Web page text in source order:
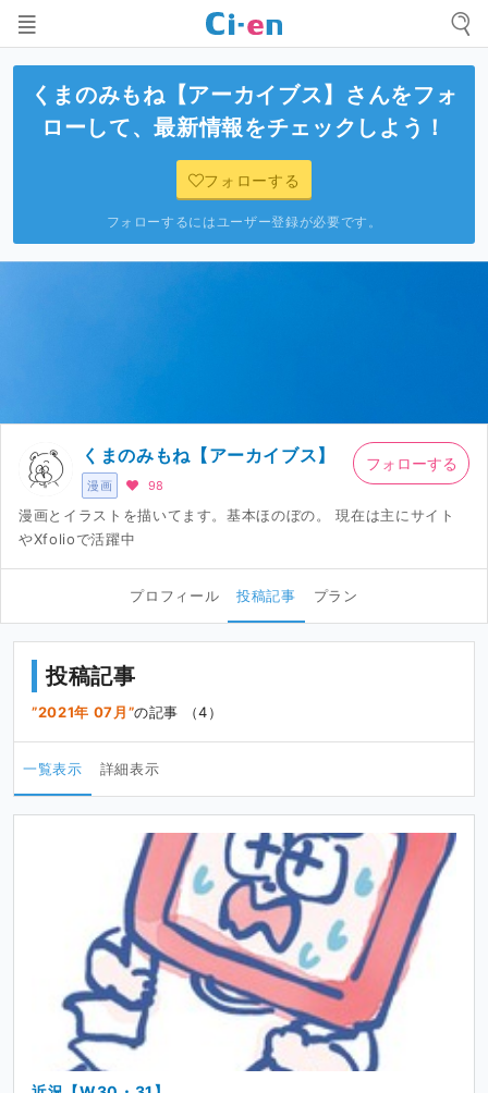
くまのみもね【アーカイブス】 さんをフォ
ローして、最新情報をチェックしよう！
フォローする
フォローするにはユーザー登録が必要です。
漫画
くまのみもね【アーカイブス】
98
漫画とイラストを描いてます。基本ほのぼの。 現在は主にサイト
やXfolioで活躍中
フォローする
プロフィール 投稿記事 プラン
投稿記事
2021年 07月 の記事 （4）
一覧表示 詳細表示